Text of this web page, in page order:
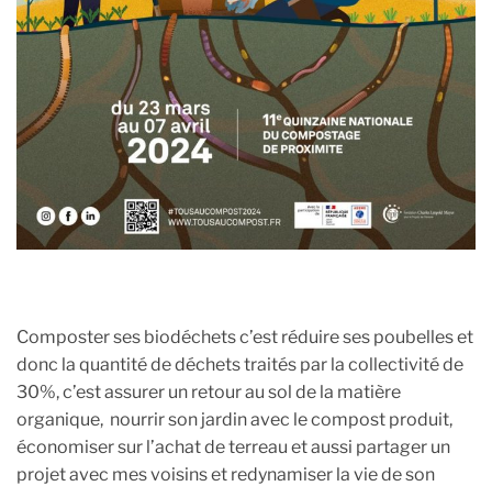
Composter ses biodéchets c’est réduire ses poubelles et
donc la quantité de déchets traités par la collectivité de
30%, c’est assurer un retour au sol de la matière
organique, nourrir son jardin avec le compost produit,
économiser sur l’achat de terreau et aussi partager un
projet avec mes voisins et redynamiser la vie de son